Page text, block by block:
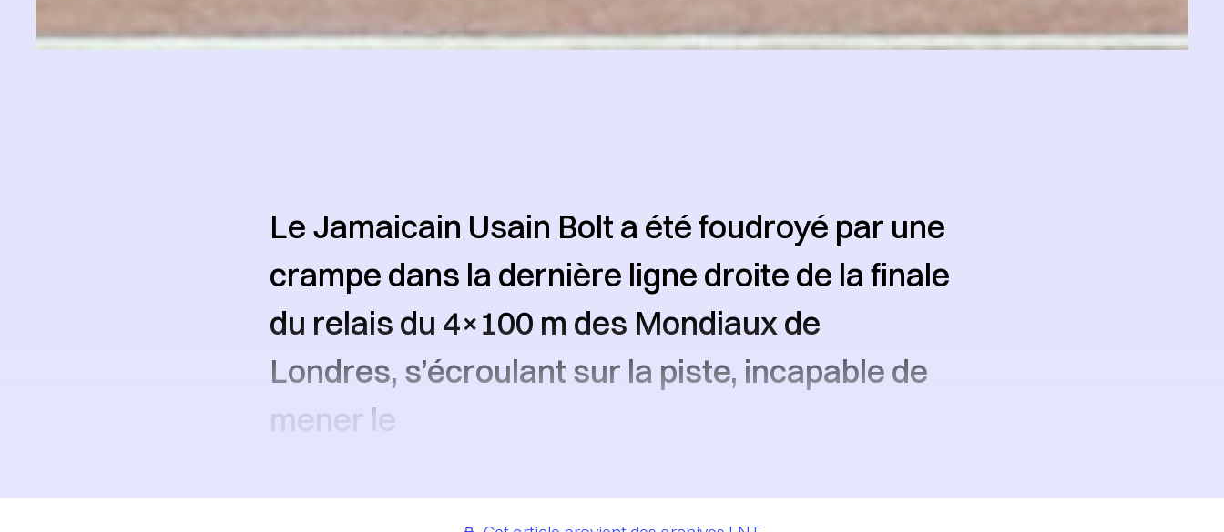
Le Jamaicain Usain Bolt a été foudroyé par une
crampe dans la dernière ligne droite de la finale
du relais du 4×100 m des Mondiaux de
Londres, s’écroulant sur la piste, incapable de
mener le